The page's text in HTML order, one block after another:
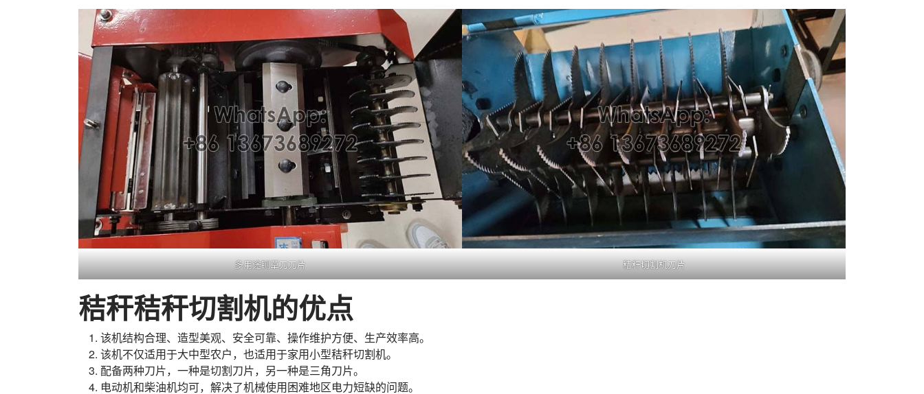
多用途铡草刀刀片 秸秆切割机刀片
秸秆秸秆切割机的优点
该机结构合理、造型美观、安全可靠、操作维护方便、生产效率高。
该机不仅适用于大中型农户，也适用于家用小型秸秆切割机。
配备两种刀片，一种是切割刀片，另一种是三角刀片。
电动机和柴油机均可，解决了机械使用困难地区电力短缺的问题。